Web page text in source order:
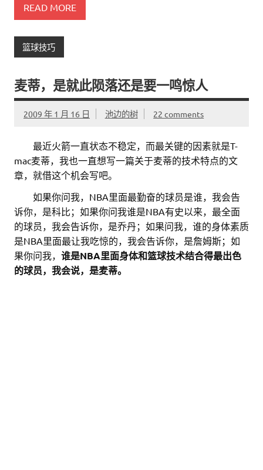
READ MORE
篮球技巧
麦蒂，是就此陨落还是要一鸣惊人
2009 年 1 月 16 日 池边的树 22 comments
最近火箭一直状态不稳定，而最关键的因素就是T-
mac麦蒂，我也一直想写一篇关于麦蒂的技术特点的文
章，就借这个机会写吧。
如果你问我，NBA里面最勤奋的球员是谁，我会告
诉你，是科比；如果你问我谁是NBA有史以来，最全面
的球员，我会告诉你，是乔丹；如果问我，谁的身体素质
是NBA里面最让我吃惊的，我会告诉你，是詹姆斯；如
果你问我， 谁是NBA里面身体和篮球技术结合得最出色
的球员，我会说，是麦蒂。